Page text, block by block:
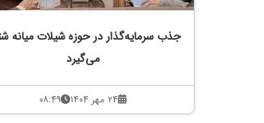
جذب سرمایه‌گذار در حوزه شیلات میانه
می‌گیرد
۲۴ مهر ۱۴۰۴ ۰۸:۴۹